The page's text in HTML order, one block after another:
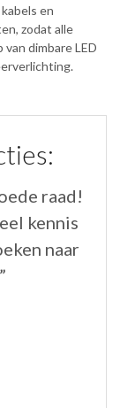
en
zodat alle
dimbare LED
raad!
kennis
naar